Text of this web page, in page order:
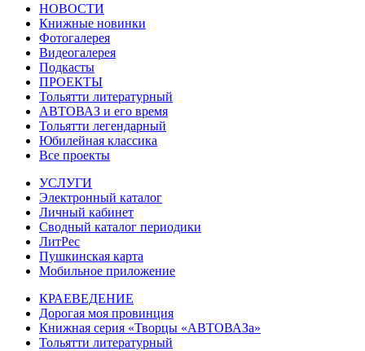
НОВОСТИ
Книжные новинки
Фотогалерея
Видеогалерея
Подкасты
ПРОЕКТЫ
Тольятти литературный
АВТОВАЗ и его время
Тольятти легендарный
Юбилейная классика
Все проекты
УСЛУГИ
Электронный каталог
Личный кабинет
Сводный каталог периодики
ЛитРес
Пушкинская карта
Мобильное приложение
КРАЕВЕДЕНИЕ
Дорогая моя провинция
Книжная серия «Творцы «АВТОВАЗа»
Тольятти литературный